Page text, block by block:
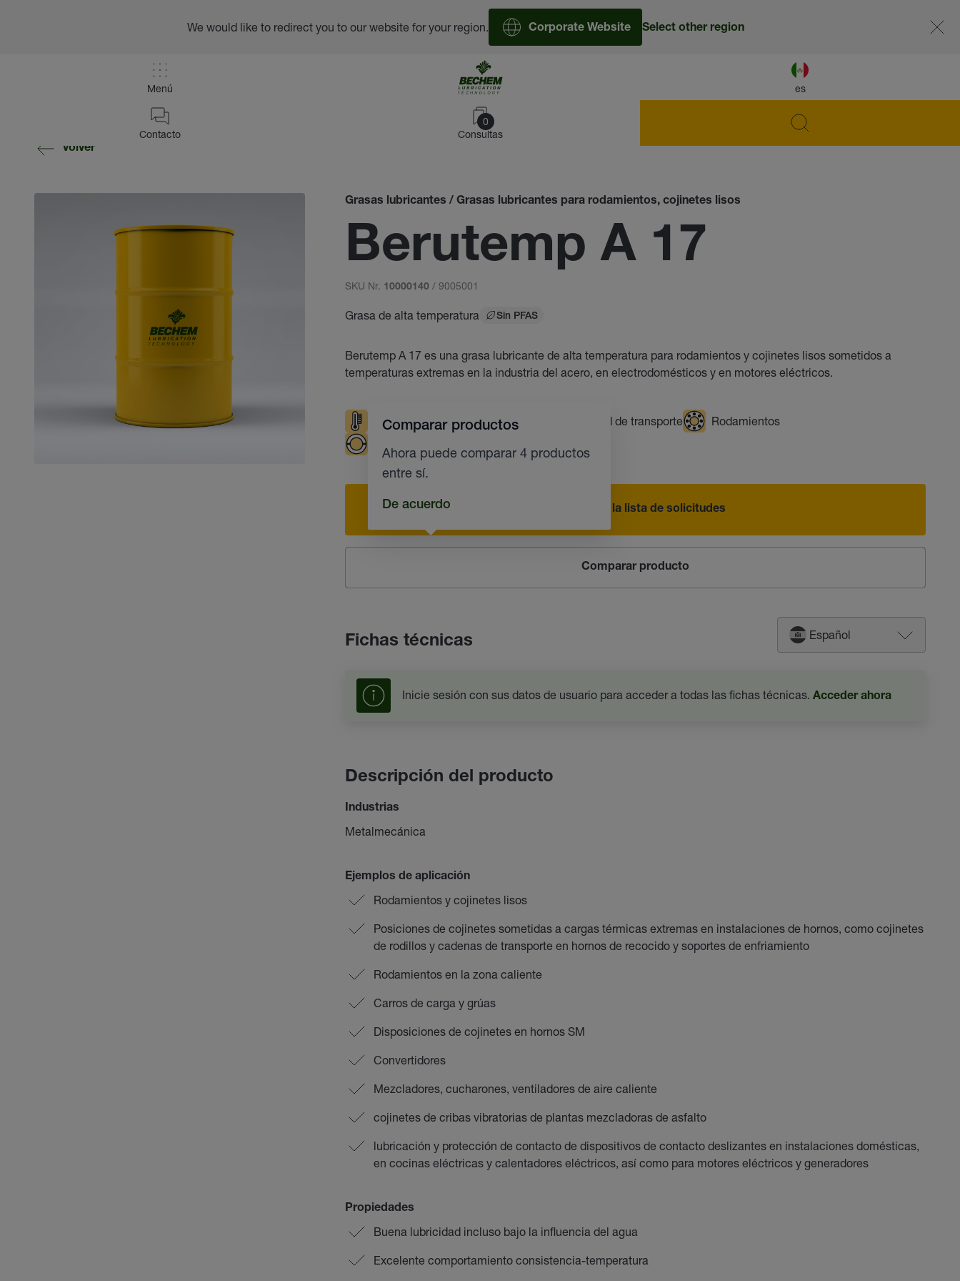
es
Menú
0
Consultas
Contacto
We would like to redirect you to our website for your region. Corporate Website Select other region
volver
Grasas lubricantes / Grasas lubricantes para rodamientos, cojinetes lisos
Berutemp A 17
SKU Nr. 10000140 / 9005001
Grasa de alta temperatura Sin PFAS
Berutemp A 17 es una grasa lubricante de alta temperatura para rodamientos y cojinetes lisos sometidos a
temperaturas extremas en la industria del acero, en electrodomésticos y en motores eléctricos.
Temperaturas elevadas Buena capacidad de transporte
Rodamientos
Añadir a la lista de solicitudes
Comparar producto
Comparar productos
Ahora puede comparar 4 productos
entre sí.
De acuerdo
Fichas técnicas Español
Inicie sesión con sus datos de usuario para acceder a todas las fichas técnicas. Acceder ahora
Descripción del producto
Industrias
Metalmecánica
Ejemplos de aplicación
Rodamientos y cojinetes lisos
Posiciones de cojinetes sometidas a cargas térmicas extremas en instalaciones de hornos, como cojinetes
de rodillos y cadenas de transporte en hornos de recocido y soportes de enfriamiento
Rodamientos en la zona caliente
Carros de carga y grúas
Disposiciones de cojinetes en hornos SM
Convertidores
Mezcladores, cucharones, ventiladores de aire caliente
cojinetes de cribas vibratorias de plantas mezcladoras de asfalto
lubricación y protección de contacto de dispositivos de contacto deslizantes en instalaciones domésticas,
en cocinas eléctricas y calentadores eléctricos, así como para motores eléctricos y generadores
Propiedades
Buena lubricidad incluso bajo la influencia del agua
Excelente comportamiento consistencia-temperatura